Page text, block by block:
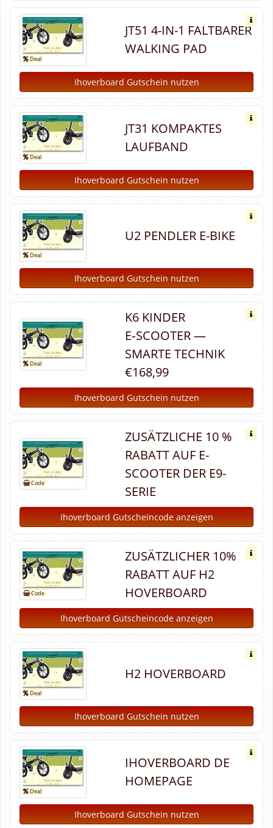
JT51 4-IN-1 FALTBARER
WALKING PAD
Ihoverboard Gutschein nutzen
JT31 KOMPAKTES
LAUFBAND
Ihoverboard Gutschein nutzen
U2 PENDLER E-BIKE
Ihoverboard Gutschein nutzen
K6 KINDER
E‑SCOOTER —
SMARTE TECHNIK
€168,99
Ihoverboard Gutschein nutzen
ZUSÄTZLICHE 10 %
RABATT AUF E-
SCOOTER DER E9-
SERIE
Ihoverboard Gutscheincode anzeigen
ZUSÄTZLICHER 10%
RABATT AUF H2
HOVERBOARD
Ihoverboard Gutscheincode anzeigen
H2 HOVERBOARD
Ihoverboard Gutschein nutzen
IHOVERBOARD DE
HOMEPAGE
Ihoverboard Gutschein nutzen